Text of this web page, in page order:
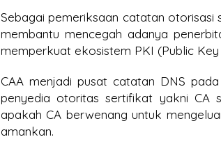
Sebagai pemeriksaan catatan
membantu mencegah adanya
memperkuat ekosistem PKI (Public
CAA menjadi pusat catatan DNS
penyedia otoritas sertifikat yakni CA
apakah CA berwenang untuk
amankan.